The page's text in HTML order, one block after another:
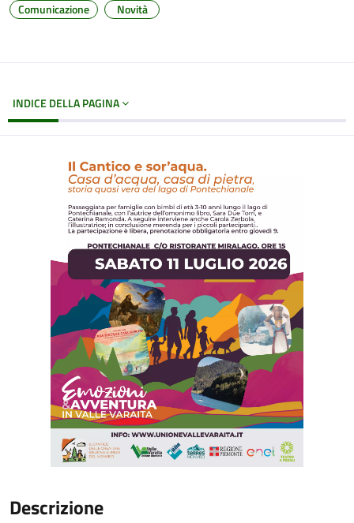
Comunicazione
Novità
INDICE DELLA PAGINA
Descrizione